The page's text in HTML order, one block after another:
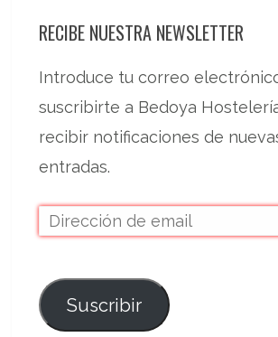
RECIBE NUESTRA NEWSLETTER
Introduce tu correo
suscribirte a Bedoya
recibir notificaciones de
entradas.
Suscribir